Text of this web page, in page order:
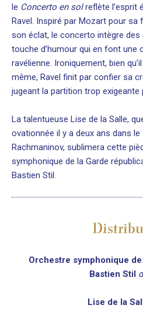
le Concerto en solreflète l’esprit
Ravel. Inspiré par Mozart pour
son éclat, le concerto intègre
touche d’humour qui en font une
ravélienne. Ironiquement, bien
même, Ravel finit par confier sa
jugeant la partition trop exigeante
La talentueuse Lise de la Salle,
ovationnée il y a deux ans dans le
Rachmaninov, sublimera cette
symphonique de la Garde
Bastien Stil.
Orchestre symphonique
Bastien Stil
Lise de la